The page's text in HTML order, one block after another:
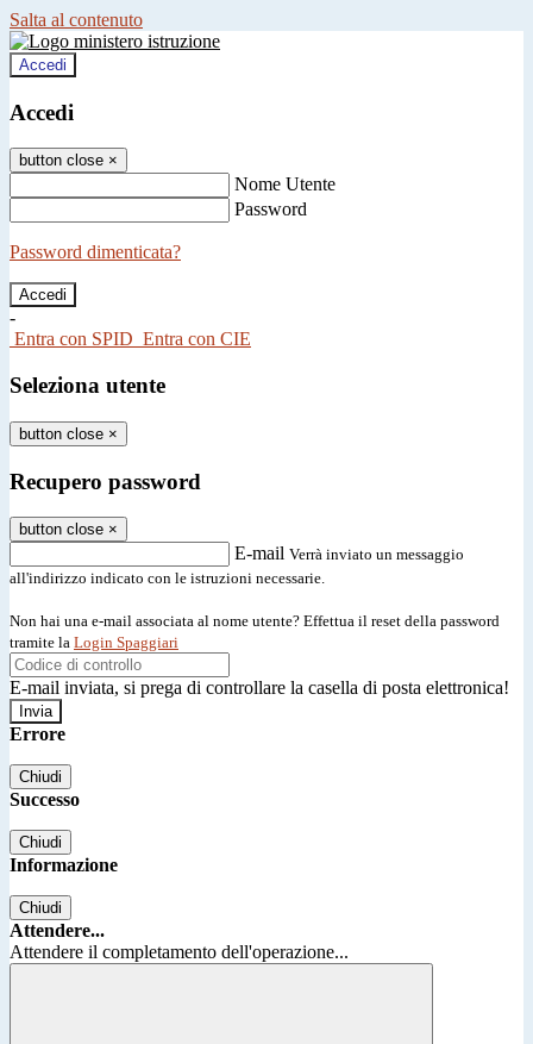
Salta al contenuto
Accedi
Accedi
button close ×
Nome Utente
Password
Password dimenticata?
-
Entra con SPID Entra con CIE
Seleziona utente
button close ×
Recupero password
button close ×
E-mail Verrà inviato un messaggio
all'indirizzo indicato con le istruzioni necessarie.
Non hai una e-mail associata al nome utente? Effettua il reset della password
tramite la Login Spaggiari
E-mail inviata, si prega di controllare la casella di posta elettronica!
Errore
Chiudi
Successo
Chiudi
Informazione
Chiudi
Attendere...
Attendere il completamento dell'operazione...